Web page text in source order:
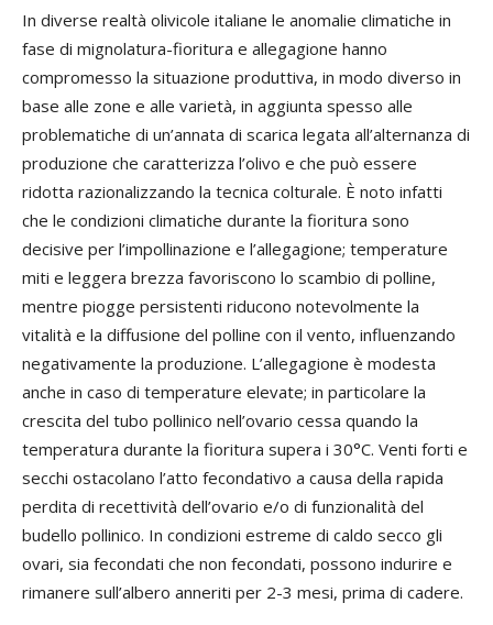
In diverse realtà olivicole italiane le anomalie climatiche in
fase di mignolatura-fioritura e allegagione hanno
compromesso la situazione produttiva, in modo diverso in
base alle zone e alle varietà, in aggiunta spesso alle
problematiche di un’annata di scarica legata all’alternanza di
produzione che caratterizza l’olivo e che può essere
ridotta razionalizzando la tecnica colturale. È noto infatti
che le condizioni climatiche durante la fioritura sono
decisive per l’impollinazione e l’allegagione; temperature
miti e leggera brezza favoriscono lo scambio di polline,
mentre piogge persistenti riducono notevolmente la
vitalità e la diffusione del polline con il vento, influenzando
negativamente la produzione. L’allegagione è modesta
anche in caso di temperature elevate; in particolare la
crescita del tubo pollinico nell’ovario cessa quando la
temperatura durante la fioritura supera i 30°C. Venti forti e
secchi ostacolano l’atto fecondativo a causa della rapida
perdita di recettività dell’ovario e/o di funzionalità del
budello pollinico. In condizioni estreme di caldo secco gli
ovari, sia fecondati che non fecondati, possono indurire e
rimanere sull’albero anneriti per 2-3 mesi, prima di cadere.